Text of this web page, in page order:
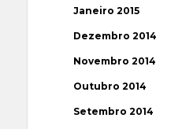
Janeiro 2015
Dezembro 2014
Novembro 2014
Outubro 2014
Setembro 2014